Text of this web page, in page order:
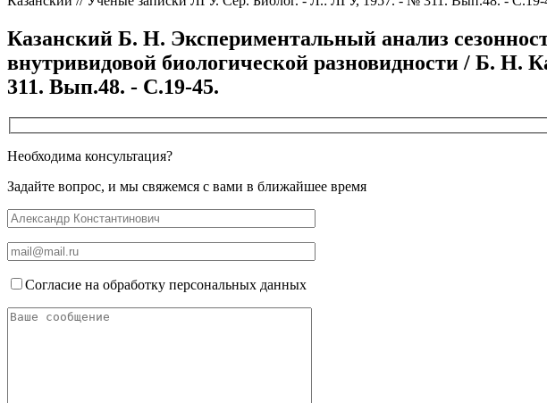
Казанский Б. Н. Экспериментальный анализ
внутривидовой биологической разновидности / Б.
311. Вып.48. - С.19-45.
Необходима консультация?
Задайте вопрос, и мы свяжемся с вами в ближайшее время
Согласие на обработку персональных данных